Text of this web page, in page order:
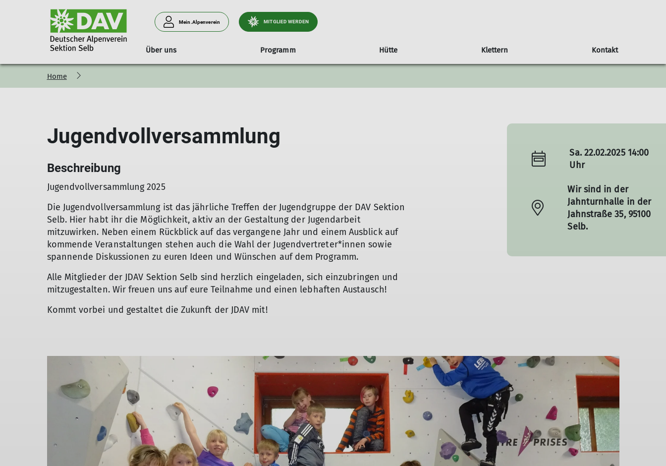
Mein.Alpenverein MITGLIED WERDEN
Über uns
Formulare Mitteilungsblatt
Programm
Wandertouren Kletterkurse Vorträge und Veranstaltungen
Hütte Klettern
Kletterhalle
Nutzungsbedingungen
Gastgruppen
Kletterkurse Gruppen Hallenbelegungsplan
Kontakt
Ehrenamtliche
Weitere Aufgaben
Anfragen
Home
Jugendvollversammlung
Beschreibung
Jugendvollversammlung 2025
Die Jugendvollversammlung ist das jährliche Treffen der Jugendgruppe der DAV Sektion
Selb. Hier habt ihr die Möglichkeit, aktiv an der Gestaltung der Jugendarbeit
mitzuwirken. Neben einem Rückblick auf das vergangene Jahr und einem Ausblick auf
kommende Veranstaltungen stehen auch die Wahl der Jugendvertreter*innen sowie
spannende Diskussionen zu euren Ideen und Wünschen auf dem Programm.
Alle Mitglieder der JDAV Sektion Selb sind herzlich eingeladen, sich einzubringen und
mitzugestalten. Wir freuen uns auf eure Teilnahme und einen lebhaften Austausch!
Kommt vorbei und gestaltet die Zukunft der JDAV mit!
Sa. 22.02.2025 14:00
Uhr
Wir sind in der
Jahnturnhalle in der
Jahnstraße 35, 95100
Selb.